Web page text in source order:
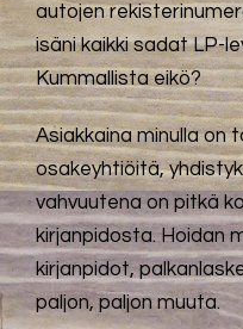
autojen
isäni kaikki sadat LP-
Kummallista eikö?
Asiakkaina minulla on
osakeyhtiöitä,
vahvuutena on pitkä
kirjanpidosta. Hoidan
kirjanpidot,
paljon, paljon muuta.